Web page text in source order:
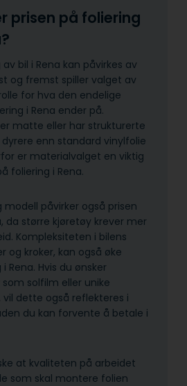
prisen på foliering
bil i Rena kan påvirkes av
og fremst spiller valget av
for hva den endelige
i Rena ender på.
matte eller har strukturerte
enn standard vinylfolie
er materialvalget en viktig
foliering i Rena.
modell påvirker også prisen
da større kjøretøy krever mer
Kompleks­iteten i bilens
og kroker, kan også øke
Rena. Hvis du ønsker
solfilm eller unike
dette også reflekteres i
du kan forvente å betale i
at kvaliteten på arbeidet
som skal montere folien